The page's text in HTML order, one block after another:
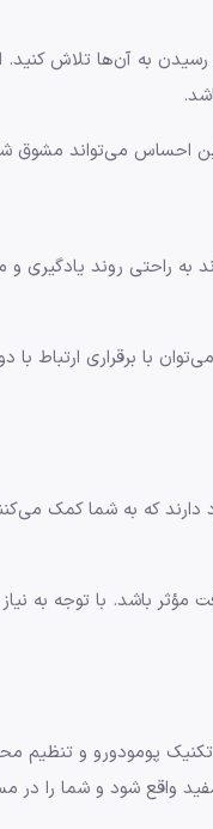
رسیدن به آن‌ها تلاش
می‌تواند مشوق
راحتی روند یادگیری
برقراری ارتباط با
که به شما کمک
باشد. با توجه به
پومودورو و
واقع شود و شما را در